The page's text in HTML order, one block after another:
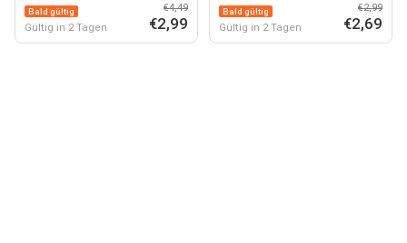
Bald gültig
Gültig in 2 Tagen
€4,49
€2,99
Bald gültig
Gültig in 2 Tagen
€2,99
€2,69